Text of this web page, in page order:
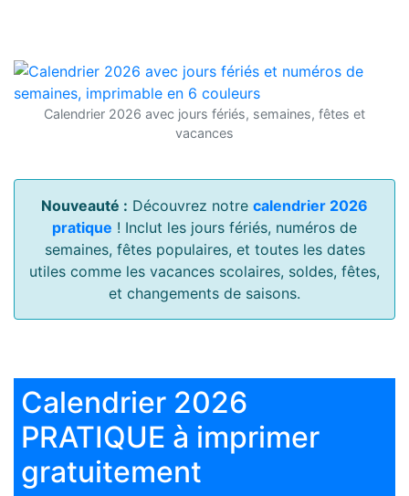
Calendrier 2026 avec jours fériés, semaines, fêtes et
vacances
Nouveauté : Découvrez notre calendrier 2026
pratique ! Inclut les jours fériés, numéros de
semaines, fêtes populaires, et toutes les dates
utiles comme les vacances scolaires, soldes, fêtes,
et changements de saisons.
Calendrier 2026
PRATIQUE à imprimer
gratuitement